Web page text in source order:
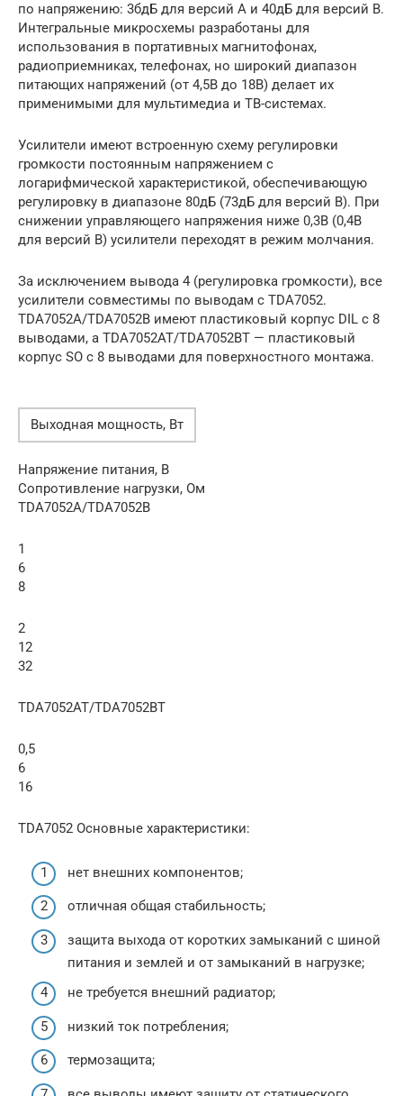
по напряжению: 3бдБ для версий А и 40дБ для версий В.
Интегральные микросхемы разработаны для
использования в портативных магнитофонах,
радиоприемниках, телефонах, но широкий диапазон
питающих напряжений (от 4,5В до 18В) делает их
применимыми для мультимедиа и ТВ-системах.
Усилители имеют встроенную схему регулировки
громкости постоянным напряжением с
логарифмической характеристикой, обеспечивающую
регулировку в диапазоне 80дБ (73дБ для версий В). При
снижении управляющего напряжения ниже 0,3В (0,4В
для версий В) усилители переходят в режим молчания.
За исключением вывода 4 (регулировка громкости), все
усилители совместимы по выводам с TDA7052.
TDA7052A/TDA7052B имеют пластиковый корпус DIL с 8
выводами, а TDA7052AT/TDA7052BT — пластиковый
корпус SO с 8 выводами для поверхностного монтажа.
Выходная мощность, Вт
Напряжение питания, В
Сопротивление нагрузки, Ом
TDA7052A/TDA7052B
1
6
8
2
12
32
TDA7052AT/TDA7052BT
0,5
6
16
TDA7052 Основные характеристики:
нет внешних компонентов;
отличная общая стабильность;
защита выхода от коротких замыканий с шиной
питания и землей и от замыканий в нагрузке;
не требуется внешний радиатор;
низкий ток потребления;
термозащита;